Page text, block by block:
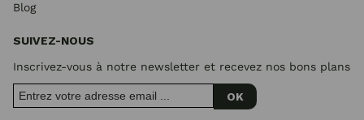
Blog
SUIVEZ-NOUS
Inscrivez-vous à notre newsletter et recevez nos bons plans
OK